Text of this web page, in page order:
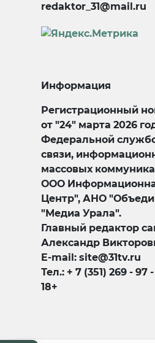
redaktor_31@mail.ru
Информация
Регистрационный
от "24" марта 2026
Федеральной
связи,
массовых
ООО
Центр", АНО
"Медиа Урала".
Главный редактор
Александр
E-mail: site@31tv.ru
Тел.: + 7 (351) 269 - 97
18+